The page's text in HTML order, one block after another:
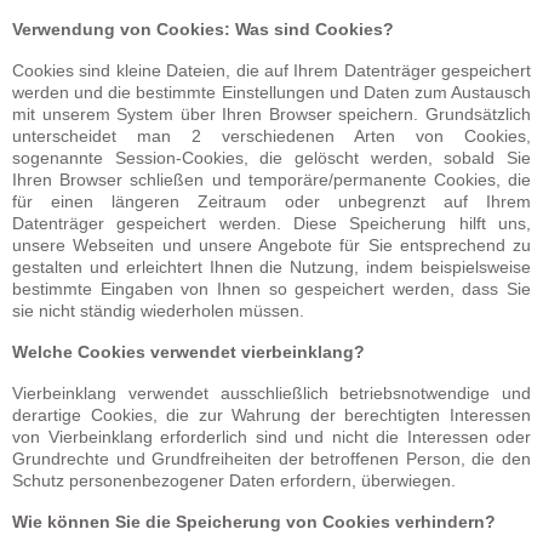
Verwendung von Cookies: Was sind Cookies?
Cookies sind kleine Dateien, die auf Ihrem Datenträger gespeichert
werden und die bestimmte Einstellungen und Daten zum Austausch
mit unserem System über Ihren Browser speichern. Grundsätzlich
unterscheidet man 2 verschiedenen Arten von Cookies,
sogenannte Session-Cookies, die gelöscht werden, sobald Sie
Ihren Browser schließen und temporäre/permanente Cookies, die
für einen längeren Zeitraum oder unbegrenzt auf Ihrem
Datenträger gespeichert werden. Diese Speicherung hilft uns,
unsere Webseiten und unsere Angebote für Sie entsprechend zu
gestalten und erleichtert Ihnen die Nutzung, indem beispielsweise
bestimmte Eingaben von Ihnen so gespeichert werden, dass Sie
sie nicht ständig wiederholen müssen.
Welche Cookies verwendet vierbeinklang?
Vierbeinklang verwendet ausschließlich betriebsnotwendige und
derartige Cookies, die zur Wahrung der berechtigten Interessen
von Vierbeinklang erforderlich sind und nicht die Interessen oder
Grundrechte und Grundfreiheiten der betroffenen Person, die den
Schutz personenbezogener Daten erfordern, überwiegen.
Wie können Sie die Speicherung von Cookies verhindern?